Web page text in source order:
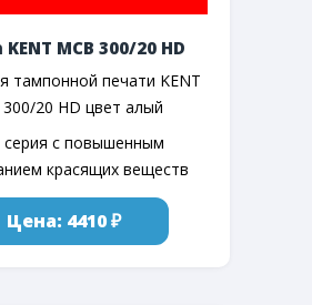
MCB 300/20 HD
тампонной печати KENT
300/20 HD цвет алый
с повышенным
красящих веществ
Цена: 4410 ₽